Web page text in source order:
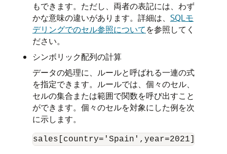
もできます。ただし、両者の表記には、わず
かな意味の違いがあります。詳細は、 SQLモ
デリングでのセル参照についてを参照してく
ださい。
シンボリック配列の計算
データの処理に、ルールと呼ばれる一連の式
を指定できます。ルールでは、個々のセル、
セルの集合または範囲で関数を呼び出すこと
ができます。個々のセルを対象にした例を次
に示します。